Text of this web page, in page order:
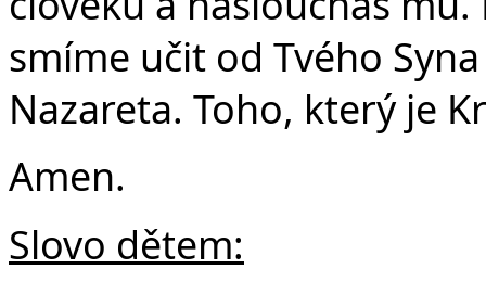
smíme učit od Tvého
Nazareta. Toho, který je
Amen.
Slovo dětem: